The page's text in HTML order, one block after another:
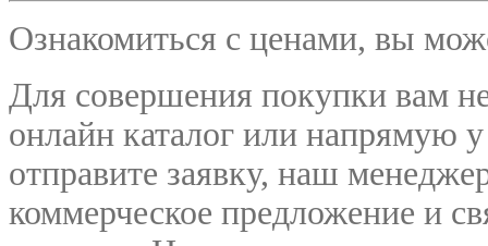
Ознакомиться с ценами, вы
Для совершения покупки вам
онлайн каталог или напрямую
отправите заявку, наш
коммерческое предложение и